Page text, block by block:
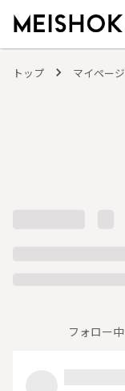
トップ マイページ
フォロー中